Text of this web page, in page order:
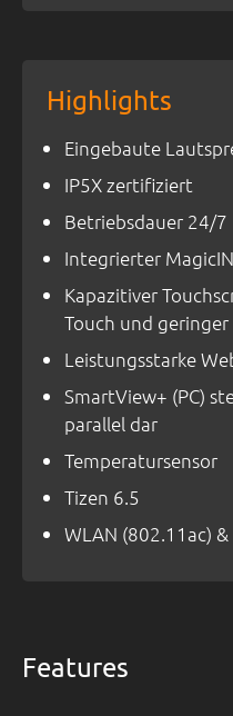
Highlights
Eingebaute
IP5X zertifiziert
Betriebsdauer 24/7
Integrierter
Kapazitiver
Touch und
Leistungsstarke
SmartView+ (PC)
parallel dar
Temperatursensor
Tizen 6.5
WLAN (802.11ac) &
Features